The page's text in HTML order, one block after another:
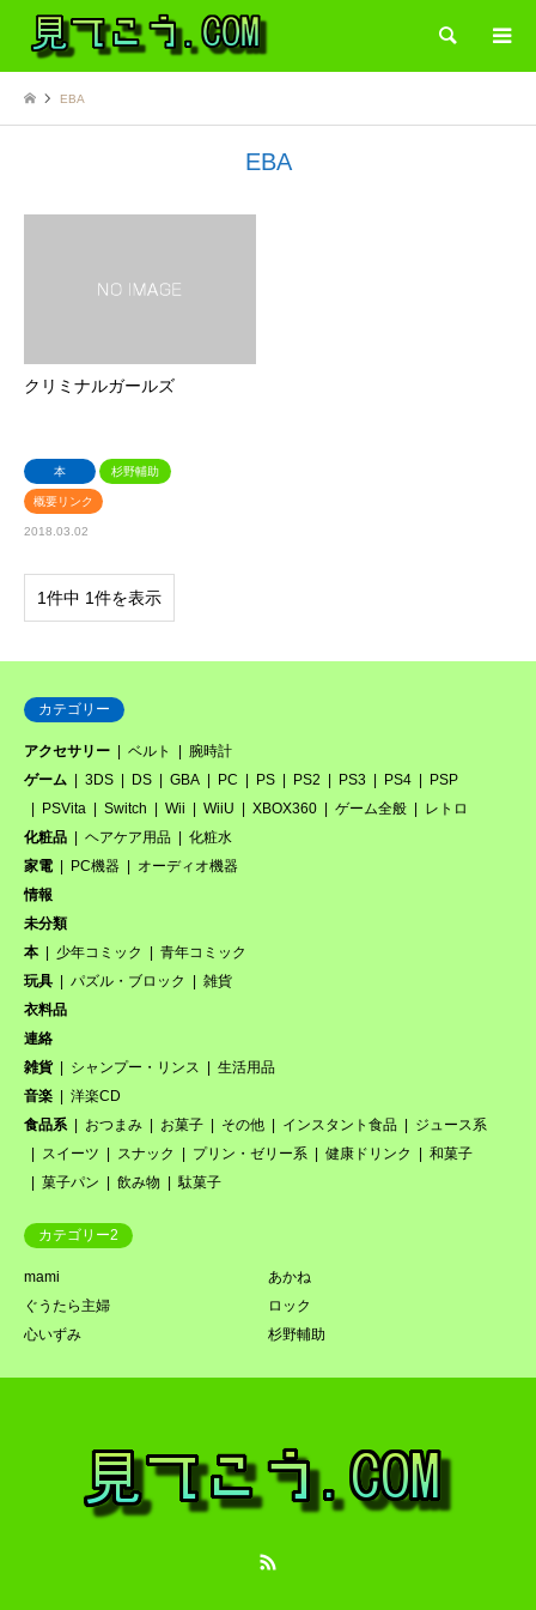
検索
EBA
EBA
クリミナルガールズ
本 杉野輔助
概要リンク
2018.03.02
1件中 1件を表示
カテゴリー
アクセサリー ベルト
腕時計
ゲーム
3DS DS GBA PC PS PS2 PS3 PS4
PSP
PSVita
Switch Wii WiiU XBOX360 ゲーム全般
レトロ
化粧品
ヘアケア用品
化粧水
家電
PC機器
オーディオ機器
情報
未分類
本
少年コミック
青年コミック
玩具
パズル・ブロック
雑貨
衣料品
連絡
雑貨
シャンプー・リンス
生活用品
音楽
洋楽CD
食品系
おつまみ お菓子 その他 インスタント食品
ジュース系
スイーツ
スナック プリン・ゼリー系 健康ドリンク
和菓子
菓子パン
飲み物 駄菓子
カテゴリー2
mami
あかね
ぐうたら主婦
ロック
心いずみ
杉野輔助